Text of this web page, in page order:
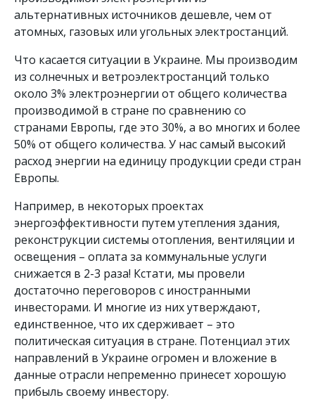
альтернативных источников дешевле, чем от
атомных, газовых или угольных электростанций.
Что касается ситуации в Украине. Мы производим
из солнечных и ветроэлектростанций только
около 3% электроэнергии от общего количества
производимой в стране по сравнению со
странами Европы, где это 30%, а во многих и более
50% от общего количества. У нас самый высокий
расход энергии на единицу продукции среди стран
Европы.
Например, в некоторых проектах
энергоэффективности путем утепления здания,
реконструкции системы отопления, вентиляции и
освещения – оплата за коммунальные услуги
снижается в 2-3 раза! Кстати, мы провели
достаточно переговоров с иностранными
инвесторами. И многие из них утверждают,
единственное, что их сдерживает – это
политическая ситуация в стране. Потенциал этих
направлений в Украине огромен и вложение в
данные отрасли непременно принесет хорошую
прибыль своему инвестору.